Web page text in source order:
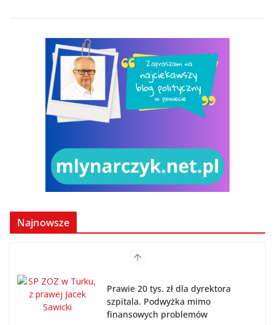
Najnowsze
Prawie 20 tys. zł dla dyrektora
szpitala. Podwyżka mimo
finansowych problemów